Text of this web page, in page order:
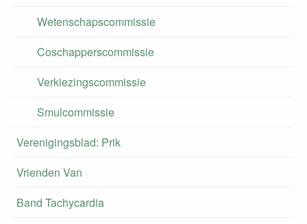
Wetenschapscommissie
Coschapperscommissie
Verkiezingscommissie
Smulcommissie
Verenigingsblad: Prik
Vrienden Van
Band Tachycardia